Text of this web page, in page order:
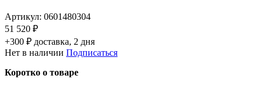
Артикул: 0601480304
51 520 ₽
+300 ₽ доставка, 2 дня
Нет в наличии Подписаться
Коротко о товаре